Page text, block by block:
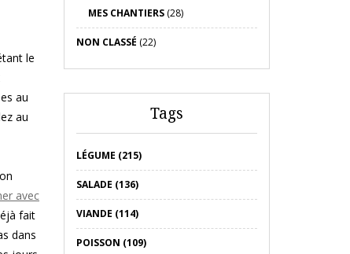
le
au
au
avec
fait
dans
MES CHANTIERS(28)
NON CLASSÉ (22)
Tags
LÉGUME (215)
SALADE (136)
VIANDE (114)
POISSON (109)